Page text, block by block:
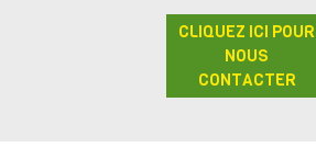
CLIQUEZ ICI POUR
NOUS
CONTACTER